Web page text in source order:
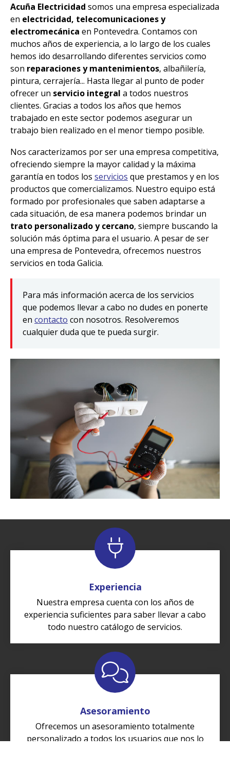
Acuña Electricidad somos una empresa especializada
en electricidad, telecomunicaciones y
electromecánica en Pontevedra. Contamos con
muchos años de experiencia, a lo largo de los cuales
hemos ido desarrollando diferentes servicios como
son reparaciones y mantenimientos, albañilería,
pintura, cerrajería... Hasta llegar al punto de poder
ofrecer un servicio integral a todos nuestros
clientes. Gracias a todos los años que hemos
trabajado en este sector podemos asegurar un
trabajo bien realizado en el menor tiempo posible.
Nos caracterizamos por ser una empresa competitiva,
ofreciendo siempre la mayor calidad y la máxima
garantía en todos los servicios que prestamos y en los
productos que comercializamos. Nuestro equipo está
formado por profesionales que saben adaptarse a
cada situación, de esa manera podemos brindar un
trato personalizado y cercano, siempre buscando la
solución más óptima para el usuario. A pesar de ser
una empresa de Pontevedra, ofrecemos nuestros
servicios en toda Galicia.
Para más información acerca de los servicios
que podemos llevar a cabo no dudes en ponerte
en contacto con nosotros. Resolveremos
cualquier duda que te pueda surgir.
Experiencia
Nuestra empresa cuenta con los años de
experiencia suficientes para saber llevar a cabo
todo nuestro catálogo de servicios.
Asesoramiento
Ofrecemos un asesoramiento totalmente
personalizado a todos los usuarios que nos lo